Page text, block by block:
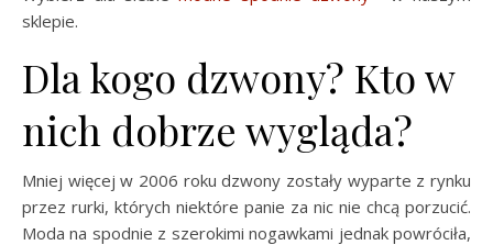
sklepie.
Dla kogo dzwony? Kto w
nich dobrze wygląda?
Mniej więcej w 2006 roku dzwony zostały wyparte z rynku
przez rurki, których niektóre panie za nic nie chcą porzucić.
Moda na spodnie z szerokimi nogawkami jednak powróciła,